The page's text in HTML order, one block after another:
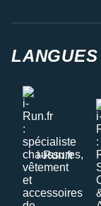
LANGUES
i-Run.fr